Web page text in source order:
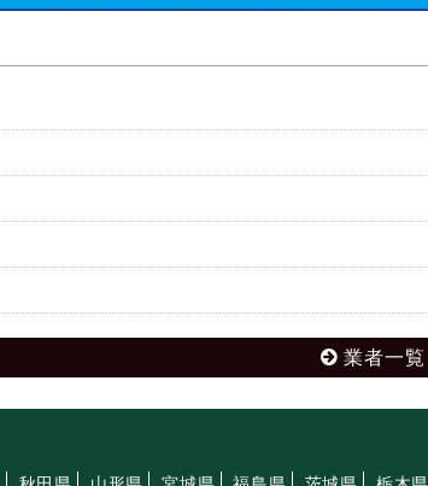
業者一覧